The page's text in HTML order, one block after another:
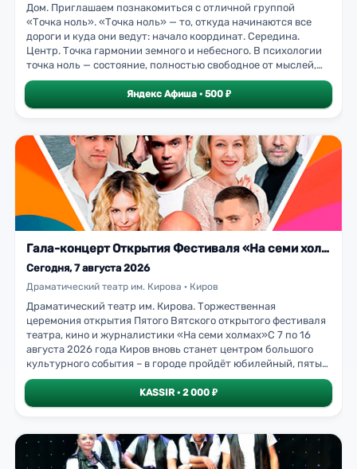
Дом. Приглашаем познакомиться с отличной группой
«Точка ноль». «Точка ноль» — то, откуда начинаются все
дороги и куда они ведут: начало координат. Середина.
Центр. Точка гармонии земного и небесного. В психологии
точка ноль — состояние, полностью свободное от мыслей,
погружение в себя, свобода. Парни играют в стиле фэнтези-
рок, джаз-рок — мелодичная и романтическая рок‑музыка
на русском языке. Начало отсчёта ведётся от 31 января 2015
знакомств! Поддерживать в этот вечер ребят будет наша
зажигательная кавер‑группа Rock Service / Рок Сервис.
Яндекс Афиша · 500 ₽
Гала-концерт Открытия Фестиваля «На семи холмах - 2026»
Сегодня, 7 августа 2026
Драматический театр им. Кирова · Киров
Драматический театр им. Кирова. Торжественная
церемония открытия Пятого Вятского открытого фестиваля
театра, кино и журналистики «На семи холмах»С 7 по 16
августа 2026 года Киров вновь станет центром большого
культурного события – в городе пройдёт юбилейный, пятый
Вятский открытый фестиваль театра, кино и журналистики
«На семи холмах». За эти годы фестиваль стал важным и
значимым мероприятием в культурной жизни региона,
областной столицы. Фестиваль объединяет тысячи
зрителей и дарит им незабываемые впечатления от встречи
с любимыми артистами театра, кино, телевидения и
KASSIR · 2 000 ₽